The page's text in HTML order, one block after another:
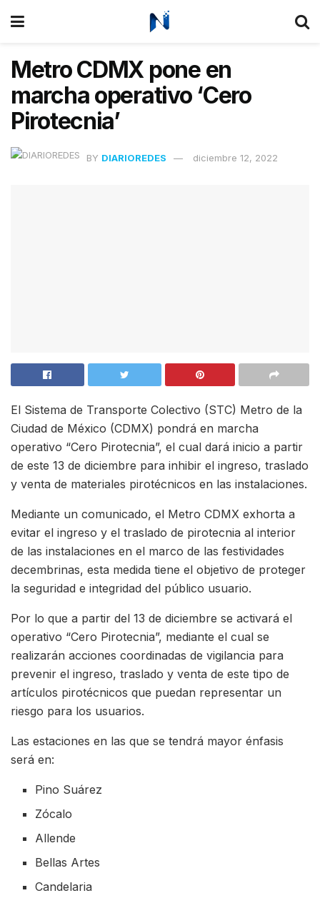
Metro CDMX pone en
marcha operativo ‘Cero
Pirotecnia’
BY DIARIOREDES diciembre 12, 2022
El Sistema de Transporte Colectivo (STC) Metro de la
Ciudad de México (CDMX) pondrá en marcha
operativo “Cero Pirotecnia”, el cual dará inicio a partir
de este 13 de diciembre para inhibir el ingreso, traslado
y venta de materiales pirotécnicos en las instalaciones.
Mediante un comunicado, el Metro CDMX exhorta a
evitar el ingreso y el traslado de pirotecnia al interior
de las instalaciones en el marco de las festividades
decembrinas, esta medida tiene el objetivo de proteger
la seguridad e integridad del público usuario.
Por lo que a partir del 13 de diciembre se activará el
operativo “Cero Pirotecnia”, mediante el cual se
realizarán acciones coordinadas de vigilancia para
prevenir el ingreso, traslado y venta de este tipo de
artículos pirotécnicos que puedan representar un
riesgo para los usuarios.
Las estaciones en las que se tendrá mayor énfasis
será en:
Pino Suárez
Zócalo
Allende
Bellas Artes
Candelaria